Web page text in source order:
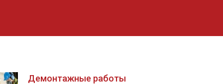
Демонтажные работы